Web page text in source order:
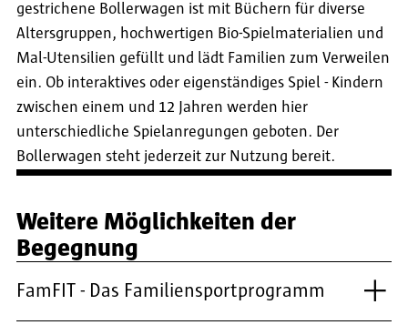
gestrichene Bollerwagen ist mit Büchern für diverse
Altersgruppen, hochwertigen Bio-Spielmaterialien und
Mal-Utensilien gefüllt und lädt Familien zum Verweilen
ein. Ob interaktives oder eigenständiges Spiel - Kindern
zwischen einem und 12 Jahren werden hier
unterschiedliche Spielanregungen geboten. Der
Bollerwagen steht jederzeit zur Nutzung bereit.
Weitere Möglichkeiten der
Begegnung
FamFIT - Das Familiensportprogramm